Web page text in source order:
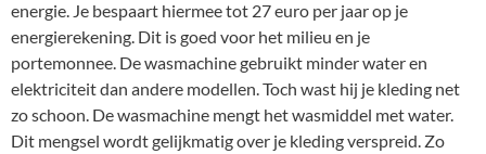
energie. Je bespaart hiermee tot 27 euro per jaar op je
energierekening. Dit is goed voor het milieu en je
portemonnee. De wasmachine gebruikt minder water en
elektriciteit dan andere modellen. Toch wast hij je kleding net
zo schoon. De wasmachine mengt het wasmiddel met water.
Dit mengsel wordt gelijkmatig over je kleding verspreid. Zo